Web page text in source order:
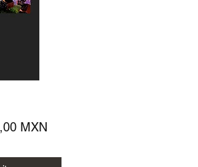
MXNPrecio